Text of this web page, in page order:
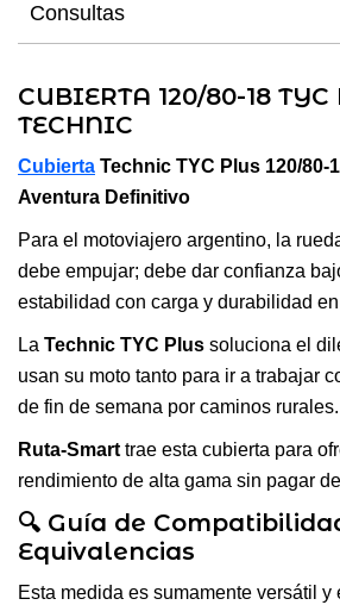
Consultas
CUBIERTA 120/80-18 TYC
TECHNIC
Cubierta Technic TYC Plus 120/80-
Aventura Definitivo
Para el motoviajero argentino, la
debe empujar; debe dar confianza
estabilidad con carga y durabilidad
La Technic TYC Plus soluciona el
usan su moto tanto para ir a trabajar
de fin de semana por caminos rurales.
Ruta-Smarttrae esta cubierta para
rendimiento de alta gama sin pagar
🔍 Guía de
Equivalencias
Esta medida es sumamente versátil y